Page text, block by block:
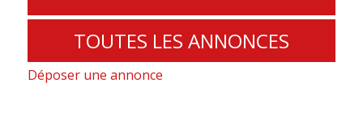
TOUTES LES ANNONCES
Déposer une annonce